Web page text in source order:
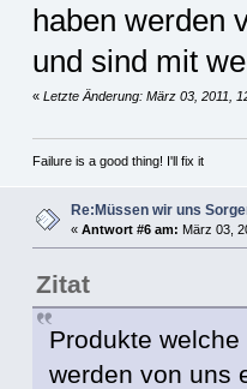
haben werden
und sind mit
« Letzte Änderung: März 03, 2011,
Failure is a good thing! I'll fix it
Re:Müssen wir uns
« Antwort #6 am: März 03,
Zitat
Produkte
werden von uns